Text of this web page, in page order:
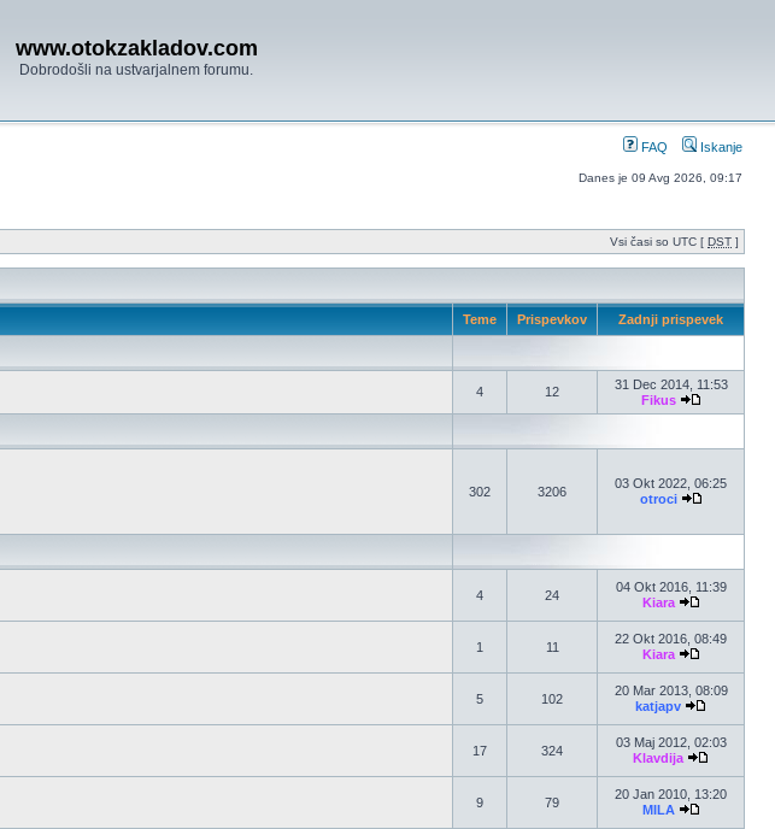
www.otokzakladov.com
Dobrodošli na ustvarjalnem forumu.
FAQ Iskanje
Danes je 09 Avg 2026, 09:17
Vsi časi so UTC [ DST ]
Teme Prispevkov Zadnji prispevek
4 12
31 Dec 2014, 11:53
Fikus
302 3206
03 Okt 2022, 06:25
otroci
4 24
04 Okt 2016, 11:39
Kiara
1 11
22 Okt 2016, 08:49
Kiara
5 102
20 Mar 2013, 08:09
katjapv
17 324
03 Maj 2012, 02:03
Klavdija
9 79
20 Jan 2010, 13:20
MILA